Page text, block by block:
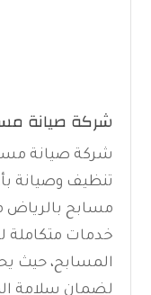
شركة صيانة
شركة صيانة
تنظيف وصيانة
مسابح بالرياض
خدمات متكاملة
المسابح، حيث
لضمان سلامة